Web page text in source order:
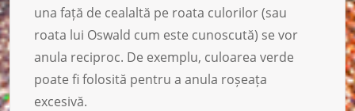
una față de cealaltă pe roata culorilor (sau
roata lui Oswald cum este cunoscută) se vor
anula reciproc. De exemplu, culoarea verde
poate fi folosită pentru a anula roșeața
excesivă.